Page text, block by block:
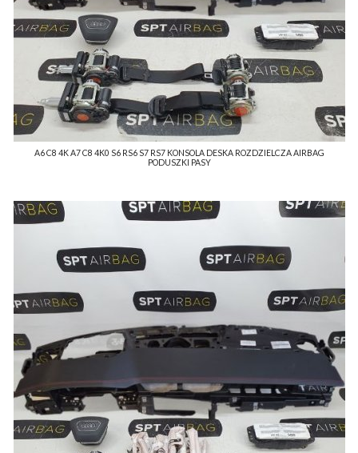
A6 C8 4K A7 C8 4K0 S6 RS6 S7 RS7 KONSOLA DESKA ROZDZIELCZA AIRBAG
PODUSZKI PASY